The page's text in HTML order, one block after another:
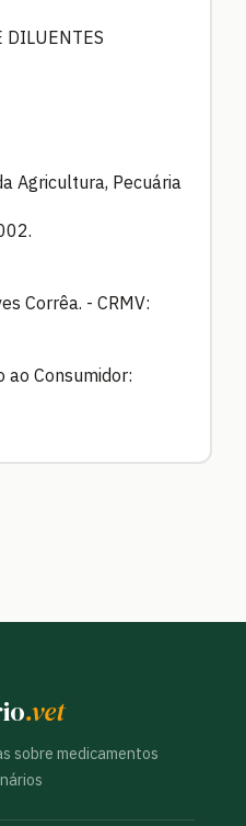
DILUENTES
Agricultura, Pecuária
Corrêa. - CRMV:
ao Consumidor:
.vet
sobre medicamentos